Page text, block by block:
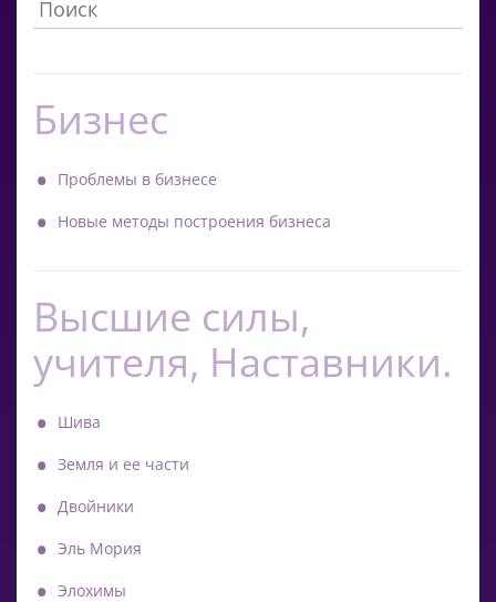
Бизнес
Проблемы в бизнесе
Новые методы построения бизнеса
Высшие силы,
учителя, Наставники.
Шива
Земля и ее части
Двойники
Эль Мория
Элохимы